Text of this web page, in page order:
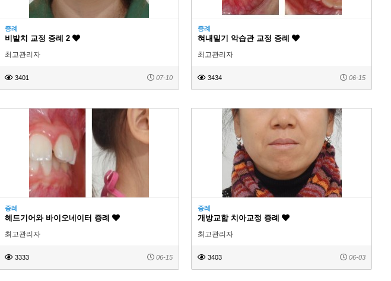
증례
비발치 교정 증례 2
최고관리자
3401 07-10
증례
혀내밀기 악습관 교정 증례
최고관리자
3434 06-15
증례
헤드기어와 바이오네이터 증례
최고관리자
3333 06-15
증례
개방교합 치아교정 증례
최고관리자
3403 06-03